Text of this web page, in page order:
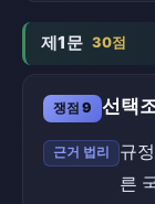
제1문 30점
쟁점 9 선택
근거 법리
규
른